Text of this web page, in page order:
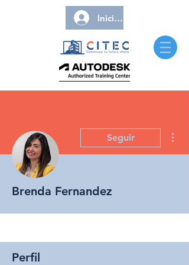
Iniciar sesión
Seguir
Brenda Fernandez
Perfil